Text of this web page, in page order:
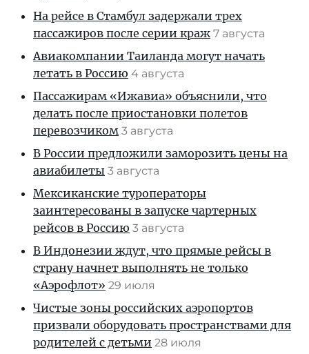
На рейсе в Стамбул задержали трех
пассажиров после серии краж 7 августа
Авиакомпании Таиланда могут начать
летать в Россию 4 августа
Пассажирам «Ижавиа» объяснили, что
делать после приостановки полетов
перевозчиком 3 августа
В России предложили заморозить цены на
авиабилеты 3 августа
Мексиканские туроператоры
заинтересованы в запуске чартерных
рейсов в Россию 3 августа
В Индонезии ждут, что прямые рейсы в
страну начнет выполнять не только
«Аэрофлот» 29 июля
Чистые зоны российских аэропортов
призвали оборудовать пространствами для
родителей с детьми 28 июля